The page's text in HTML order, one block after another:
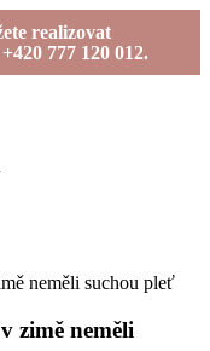
realizovat
777 120 012.
neměli suchou pleť
zimě neměli